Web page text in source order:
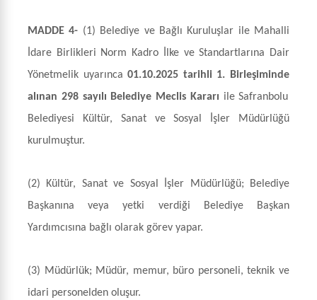
MADDE 4- (1) Belediye ve Bağlı Kuruluşlar ile Mahalli
İdare Birlikleri Norm Kadro İlke ve Standartlarına Dair
Yönetmelik uyarınca01.10.2025 tarihli 1. Birleşiminde
alınan 298 sayılı Belediye Meclis Kararı ile Safranbolu
Belediyesi Kültür, Sanat ve Sosyal İşler Müdürlüğü
kurulmuştur.
(2) Kültür, Sanat ve Sosyal İşler Müdürlüğü; Belediye
Başkanına veya yetki verdiği Belediye Başkan
Yardımcısına bağlı olarak görev yapar.
(3) Müdürlük; Müdür, memur, büro personeli, teknik ve
idari personelden oluşur.